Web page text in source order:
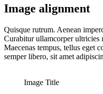
Image alignment
Quisque rutrum. Aenean
Curabitur ullamcorper ultricies
Maecenas tempus, tellus eget
semper libero, sit amet
Image Title